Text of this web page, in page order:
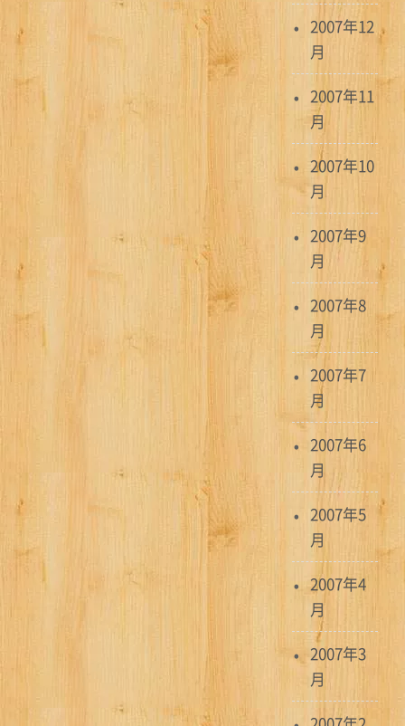
2007年12
月
2007年11
月
2007年10
月
2007年9
月
2007年8
月
2007年7
月
2007年6
月
2007年5
月
2007年4
月
2007年3
月